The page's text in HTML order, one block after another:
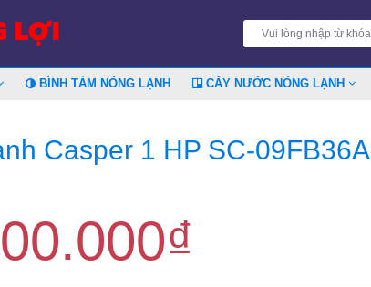
LỢI
BÌNH TẮM NÓNG LẠNH CÂY NƯỚC NÓNG LẠNH
Casper 1 HP SC-09FB36A
₫